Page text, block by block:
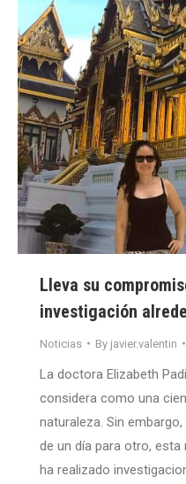
Lleva su
investigación
Noticias By javier.valentin
La doctora Elizabeth
considera como una
naturaleza. Sin
de un día para otro,
ha realizado